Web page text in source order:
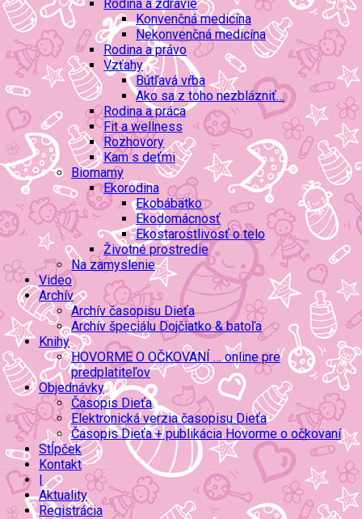
Rodina a zdravie
Konvenčná medicína
Nekonvenčná medicína
Rodina a právo
Vzťahy
Bútľavá vŕba
Ako sa z toho nezblázniť…
Rodina a práca
Fit a wellness
Rozhovory
Kam s deťmi
Biomamy
Ekorodina
Ekobábätko
Ekodomácnosť
Ekostarostlivosť o telo
Životné prostredie
Na zamyslenie
Video
Archív
Archív časopisu Dieťa
Archív špeciálu Dojčiatko & batoľa
Knihy
HOVORME O OČKOVANÍ … online pre
predplatiteľov
Objednávky
Časopis Dieťa
Elektronická verzia časopisu Dieťa
Časopis Dieťa + publikácia Hovorme o očkovaní
Stĺpček
Kontakt
|
Aktuality
Registrácia